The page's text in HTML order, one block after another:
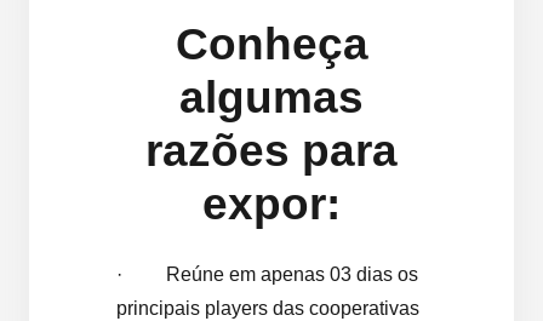
Conheça
algumas
razões para
expor:
· Reúne em apenas 03 dias os
principais players das cooperativas